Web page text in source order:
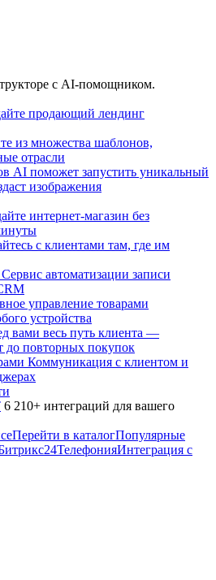
с AI-помощником.
продающий лендинг
из множества шаблонов,
отрасли
AI поможет запустить уникальный
изображения
интернет-магазин без
с клиентами там, где им
Сервис автоматизации записи
управление товарами
устройства
вами весь путь клиента —
до повторных покупок
Коммуникация с клиентом и
6 210+ интеграций для вашего
Перейти в каталогПопулярные
ТелефонияИнтеграция с